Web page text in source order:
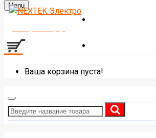
Menu
Ваша корзина пуста!